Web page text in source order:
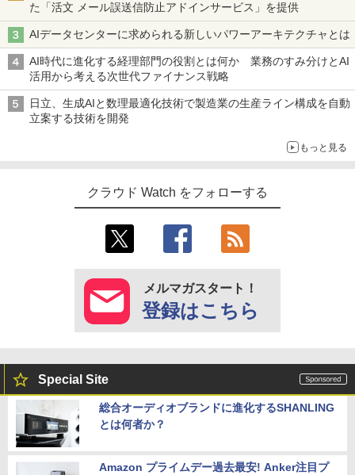
た「活文 メール誤送信防止アドインサービス」を提供
AIデータセンターに求められる新しいパワーアーキテクチャとは
AI時代に進化する経理部門の役割とは何か 業務のすみ分けとAI
活用から考える次世代ファイナンス戦略
日立、生成AIと数理最適化技術で製造業の生産ライン構成を自動
立案する技術を開発
もっと見る
クラウド Watch をフォローする
メルマガスタート！
登録はこちら
Special Site
総合オーディオブランドに進化するSHANLING
とは何者か？
Amazon プライムデー過去最安! Anker注目プ